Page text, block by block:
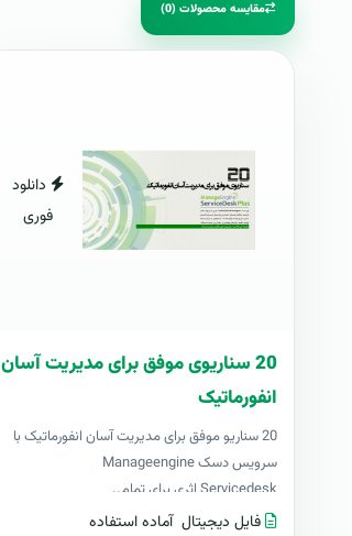
مقایسه محصولات (0)
دانلود
فوری
20 سناریوی موفق برای مدیریت آسان
انفورماتیک
20 سناریو موفق برای مدیریت آسان انفورماتیک با
سرویس دسک Manageengine
Servicedesk اثری برای تمام..
فایل دیجیتال آماده استفاده